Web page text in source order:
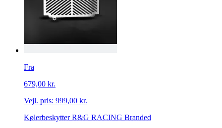
Fra
679,00 kr.
Vejl. pris: 999,00 kr.
Kølerbeskytter R&G RACING Branded